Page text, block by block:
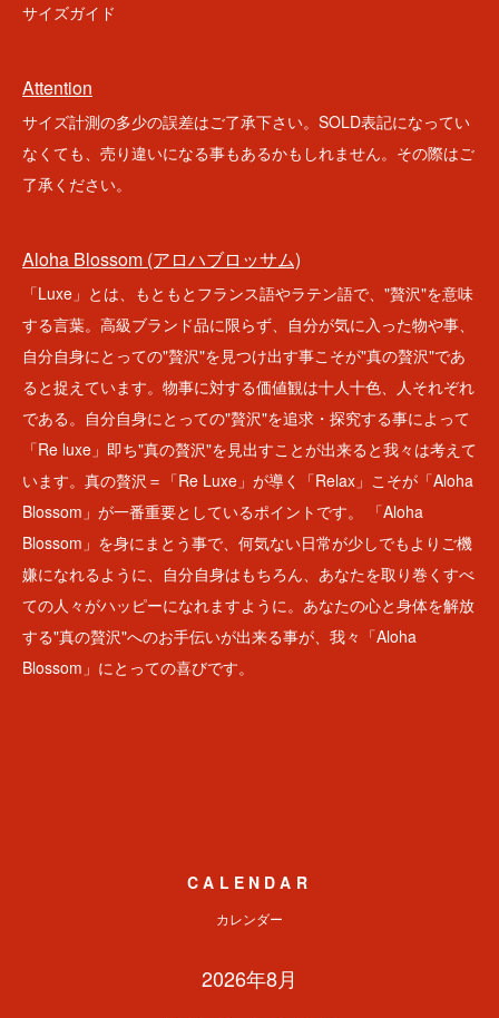
サイズガイド
Attention
サイズ計測の多少の誤差はご了承下さい。SOLD表記になってい
なくても、売り違いになる事もあるかもしれません。その際はご
了承ください。
Aloha Blossom (アロハブロッサム)
「Luxe」とは、もともとフランス語やラテン語で、"贅沢"を意味
する言葉。高級ブランド品に限らず、自分が気に入った物や事、
自分自身にとっての"贅沢"を見つけ出す事こそが"真の贅沢"であ
ると捉えています。物事に対する価値観は十人十色、人それぞれ
である。自分自身にとっての"贅沢"を追求・探究する事によって
「Re luxe」即ち"真の贅沢"を見出すことが出来ると我々は考えて
います。真の贅沢＝「Re Luxe」が導く「Relax」こそが「Aloha
Blossom」が一番重要としているポイントです。 「Aloha
Blossom」を身にまとう事で、何気ない日常が少しでもよりご機
嫌になれるように、自分自身はもちろん、あなたを取り巻くすべ
ての人々がハッピーになれますように。あなたの心と身体を解放
する"真の贅沢"へのお手伝いが出来る事が、我々「Aloha
Blossom」にとっての喜びです。
CALENDAR
カレンダー
2026年8月